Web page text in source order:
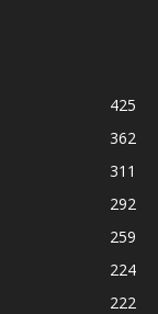
425
362
311
292
259
224
222